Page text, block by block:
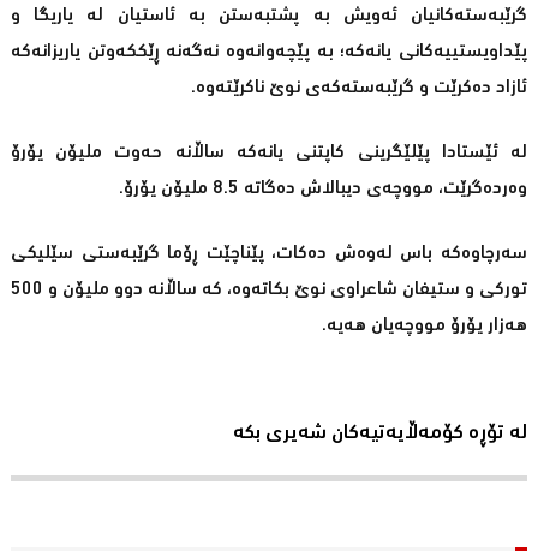
گرێبەستەکانیان ئەویش بە پشتبەستن بە ئاستیان لە یاریگا و
پێداویستییەکانی یانەکە؛ بە پێچەوانەوە نەگەنە ڕێککەوتن یاریزانەکە
ئازاد دەکرێت و گرێبەستەکەی نوێ ناکرێتەوە.
لە ئێستادا پێلێگرینی کاپتنی یانەکە ساڵانە حەوت ملیۆن یۆرۆ
وەردەگرێت، مووچەی دیبالاش دەگاتە 8.5 ملیۆن یۆرۆ.
سەرچاوەکە باس لەوەش دەکات، پێناچێت ڕۆما گرێبەستی سێلیکی
تورکی و ستیفان شاعراوی نوێ بکاتەوە، کە ساڵانە دوو ملیۆن و 500
هەزار یۆرۆ مووچەیان هەیە.
لە تۆڕە کۆمەڵایەتیەکان شەیری بکە